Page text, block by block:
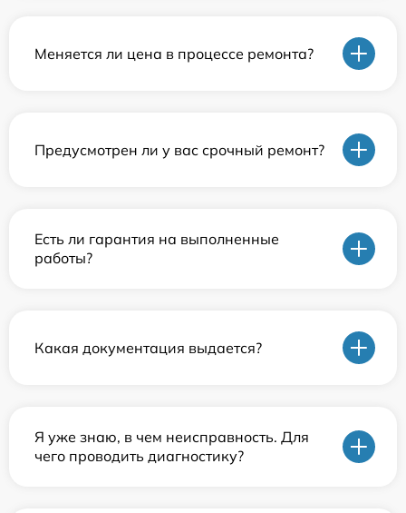
Меняется ли цена в процессе ремонта?
Предусмотрен ли у вас срочный ремонт?
Есть ли гарантия на выполненные
работы?
Какая документация выдается?
Я уже знаю, в чем неисправность. Для
чего проводить диагностику?